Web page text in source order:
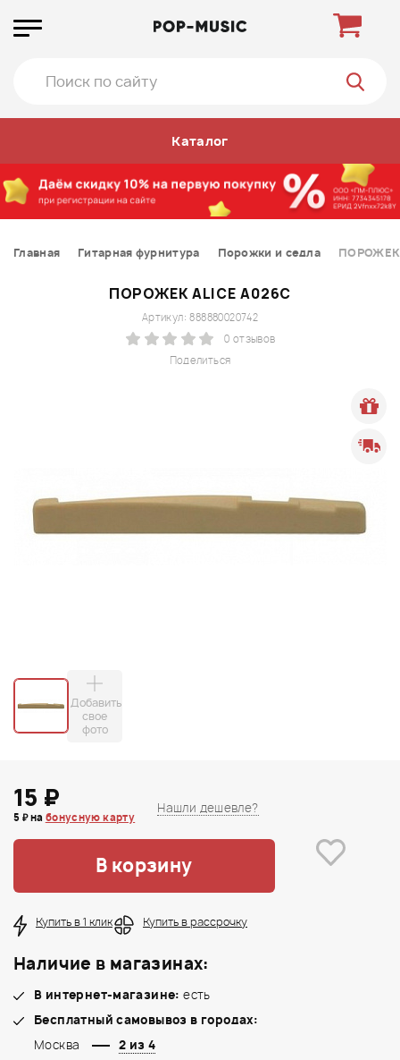
Каталог
Главная Гитарная фурнитура Порожки и седла ПОРОЖЕК
ПОРОЖЕК ALICE A026C
Поделиться
Артикул: 888880020742
0 отзывов
Добавить
свое
фото
15 ₽
5 ₽ на бонусную карту
Нашли дешевле?
В корзину
Купить в 1 клик Купить в рассрочку
Наличие в магазинах:
В интернет-магазине: есть
Бесплатный самовывоз в городах:
Москва
2 из 4